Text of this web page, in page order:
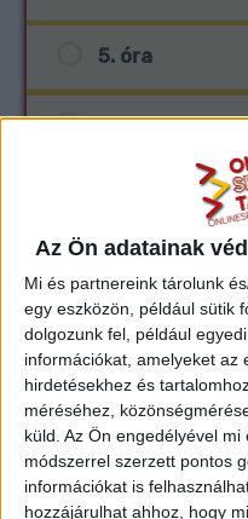
Az Ön adatainak
Mi és partnereink tárolunk
egy eszközön, például sütik
dolgozunk fel, például
információkat, amelyeket az
hirdetésekhez és
méréséhez,
küld. Az Ön engedélyével
módszerrel szerzett pontos
információkat is
hozzájárulhat ahhoz, hogy
5. óra
6. óra
9. óra
10. óra
11. óra